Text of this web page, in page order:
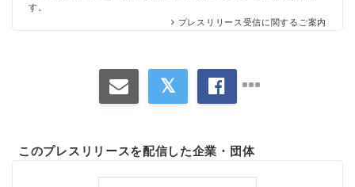
す。
プレスリリース受信に関するご案内
このプレスリリースを配信した企業・団体